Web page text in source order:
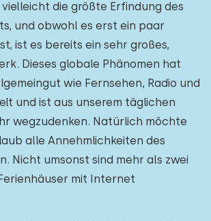
die größte Erfindung des
und obwohl es erst ein paar
ist es bereits ein sehr großes,
Dieses globale Phänomen hat
wie Fernsehen, Radio und
und ist aus unserem täglichen
wegzudenken. Natürlich möchte
alle Annehmlichkeiten des
Nicht umsonst sind mehr als zwei
mit Internet